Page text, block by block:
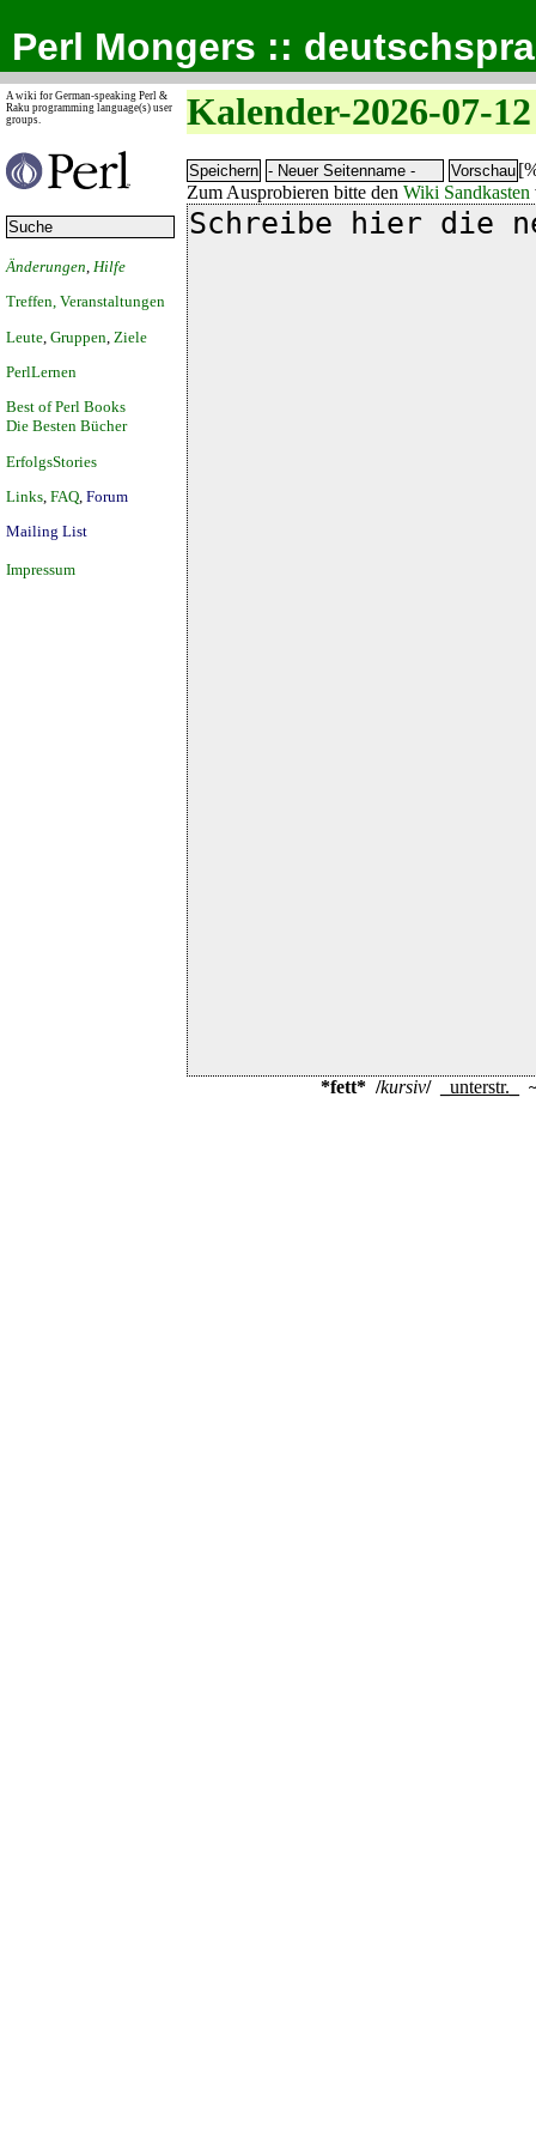
Perl Mongers ::
A wiki for German-speaking Perl &
Raku programming language(s) user
groups.
Änderungen Hilfe
Treffen, Veranstaltungen
Leute Gruppen Ziele
PerlLernen
Best of Perl Books
Die Besten Bücher
ErfolgsStories
Links FAQ Forum
Mailing List
Impressum
Kalender-2026-07-12
Zum Ausprobieren bitte den Wiki Sandkasten
*fett* /kursiv/ unterstr. ~